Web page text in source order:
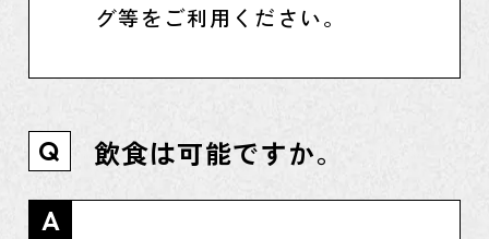
グ等をご利用ください。
Q 飲食は可能ですか。
A